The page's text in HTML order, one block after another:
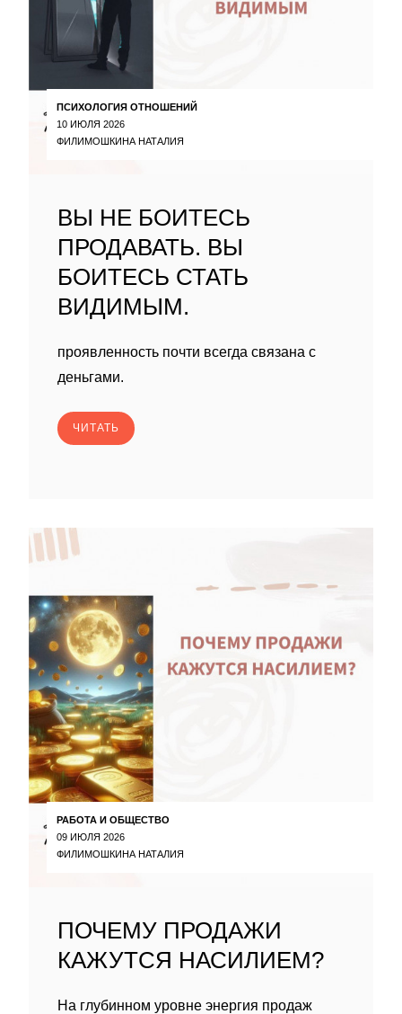
ПСИХОЛОГИЯ ОТНОШЕНИЙ
10 ИЮЛЯ 2026
ФИЛИМОШКИНА НАТАЛИЯ
ВЫ НЕ БОИТЕСЬ
ПРОДАВАТЬ. ВЫ
БОИТЕСЬ СТАТЬ
ВИДИМЫМ.
проявленность почти всегда связана с
деньгами.
ЧИТАТЬ
РАБОТА И ОБЩЕСТВО
09 ИЮЛЯ 2026
ФИЛИМОШКИНА НАТАЛИЯ
ПОЧЕМУ ПРОДАЖИ
КАЖУТСЯ НАСИЛИЕМ?
На глубинном уровне энергия продаж